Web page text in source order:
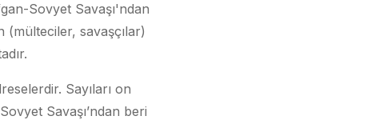
Sovyet Savaşı'ndan
(mülteciler, savaşçılar)
Sayıları on
Savaşı’ndan beri